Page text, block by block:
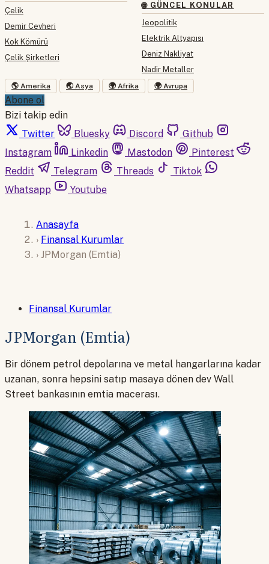
Çelik
Demir Cevheri
Kok Kömürü
Çelik Şirketleri
🌐 GÜNCEL KONULAR
Jeopolitik
Elektrik Altyapısı
Deniz Nakliyat
Nadir Metaller
🌎 Amerika 🌏 Asya 🌍 Afrika 🌍 Avrupa
Abone ol
Bizi takip edin
Twitter
Bluesky Discord
Github
Instagram
Linkedin Mastodon
Pinterest
Reddit
Telegram Threads
Tiktok
Whatsapp
Youtube
Anasayfa
› Finansal Kurumlar
› JPMorgan (Emtia)
Finansal Kurumlar
JPMorgan (Emtia)
Bir dönem petrol depolarına ve metal hangarlarına kadar
uzanan, sonra hepsini satıp masaya dönen dev Wall
Street bankasının emtia macerası.